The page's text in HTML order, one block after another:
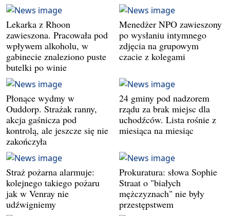
Lekarka z Rhoon
zawieszona. Pracowała pod
wpływem alkoholu, w
gabinecie znaleziono puste
butelki po winie
Menedżer NPO zawieszony
po wysłaniu intymnego
zdjęcia na grupowym
czacie z kolegami
Płonące wydmy w
Ouddorp. Strażak ranny,
akcja gaśnicza pod
kontrolą, ale jeszcze się nie
zakończyła
24 gminy pod nadzorem
rządu za brak miejsc dla
uchodźców. Lista rośnie z
miesiąca na miesiąc
Straż pożarna alarmuje:
kolejnego takiego pożaru
jak w Venray nie
udźwigniemy
Prokuratura: słowa Sophie
Straat o "białych
mężczyznach" nie były
przestępstwem